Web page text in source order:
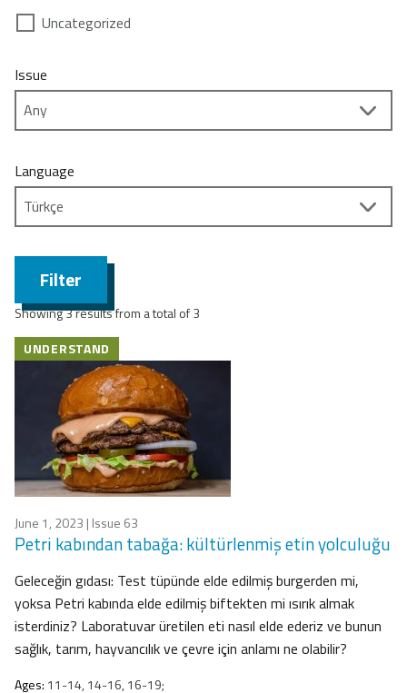
Uncategorized
Issue
Language
Filter
Showing 3 results from a total of 3
UNDERSTAND
June 1, 2023 | Issue 63
Petri kabından tabağa: kültürlenmiş etin yolculuğu
Geleceğin gıdası: Test tüpünde elde edilmiş burgerden mi,
yoksa Petri kabında elde edilmiş biftekten mi ısırık almak
isterdiniz? Laboratuvar üretilen eti nasıl elde ederiz ve bunun
sağlık, tarım, hayvancılık ve çevre için anlamı ne olabilir?
Ages: 11-14, 14-16, 16-19;